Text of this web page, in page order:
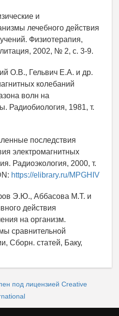
и
лечебного действия
Физиотерапия,
2002, № 2, с. 3-9.
О.В., Гельвич Е.А. и др.
колебаний
волн на
Радиобиология, 1981, т.
последствия
электромагнитных
Радиоэкология, 2000, т.
https://elibrary.ru/MPGHIV
Э.Ю., Аббасова М.Т. и
действия
на организм.
сравнительной
Сборн. статей, Баку,
под лицензией Creative